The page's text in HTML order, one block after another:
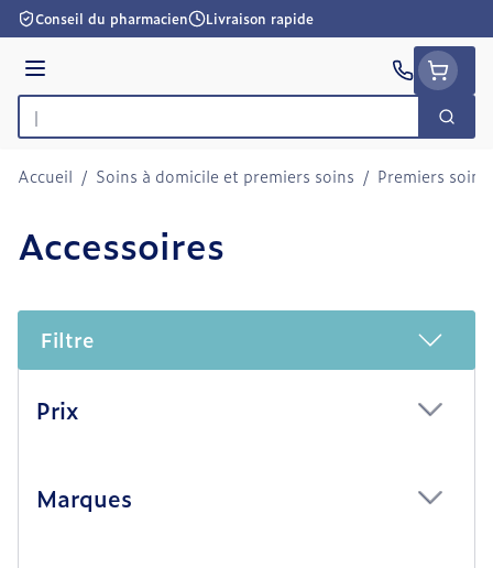
Aller au contenu
Conseil du pharmacien Livraison rapide
Menu
Rechercher
Accueil / Soins à domicile et premiers soins / Premiers soins
Accessoires
Filtre
Prix
Marques